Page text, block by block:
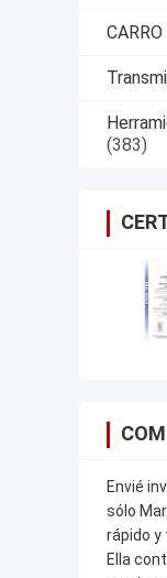
(383)
Envié
sólo
rápido y
Ella